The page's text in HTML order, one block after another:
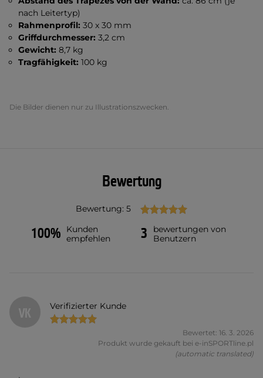
nach Leitertyp)
Rahmenprofil:30 x 30 mm
Griffdurchmesser: 3,2 cm
Gewicht: 8,7 kg
Tragfähigkeit:100 kg
Die Bilder dienen nur zu Illustrationszwecken.
Bewertung
Bewertung: 5
100%
Kunden
empfehlen
3
bewertungen von
Benutzern
VK Verifizierter Kunde
Bewertet: 16. 3. 2026
Produkt wurde gekauft bei e-inSPORTline.pl
(automatic translated)